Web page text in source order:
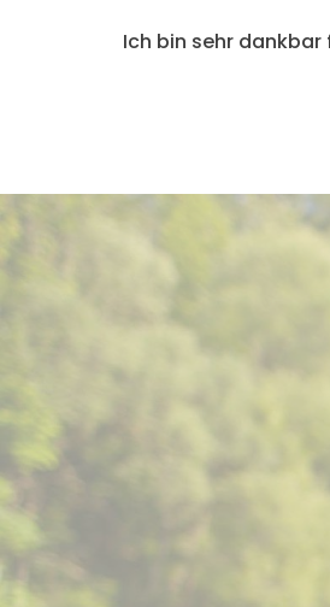
Ich bin sehr dankbar